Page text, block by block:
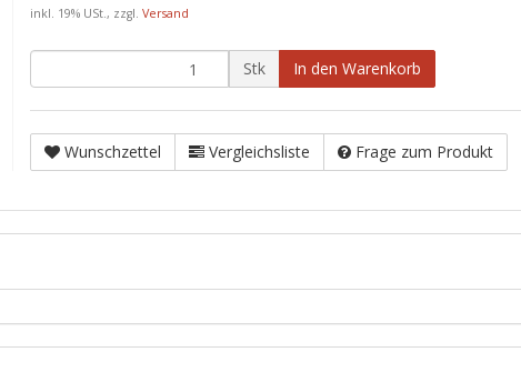
inkl. 19% USt., zzgl. Versand
Stk In den Warenkorb
Wunschzettel Vergleichsliste Frage zum Produkt